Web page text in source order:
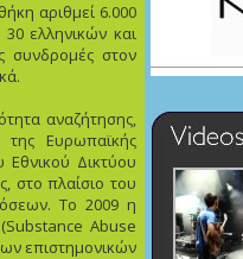
αριθμεί 6.000
ελληνικών και
συνδρομές στον
αναζήτησης,
Eυρωπαϊκής
Eθνικού Δικτύου
στο πλαίσιο του
Το 2009 η
Abuse
επιστημονικών